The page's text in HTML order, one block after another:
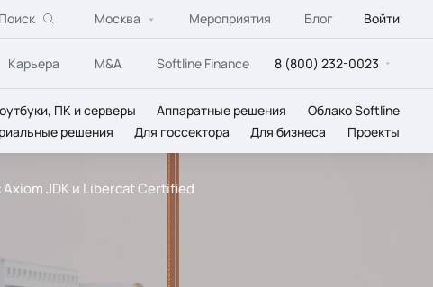
Поиск Москва Мероприятия Блог Войти
Карьера M&A Softline Finance 8 (800) 232-0023
ПК и серверы Аппаратные решения
Облако Softline
решения Для госсектора Для бизнеса Проекты
JDK и Liberсat Certified